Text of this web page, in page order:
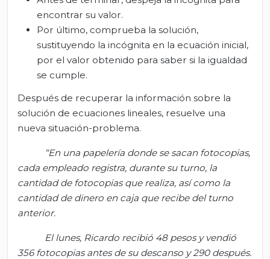
encontrar su valor.
Por último, comprueba la solución,
sustituyendo la incógnita en la ecuación inicial,
por el valor obtenido para saber si la igualdad
se cumple.
Después de recuperar la información sobre la
solución de ecuaciones lineales, resuelve una
nueva situación-problema.
“En una papelería donde se sacan fotocopias,
cada empleado registra, durante su turno, la
cantidad de fotocopias que realiza, así como la
cantidad de dinero en caja que recibe del turno
anterior.
El lunes, Ricardo recibió 48 pesos y vendió
356 fotocopias antes de su descanso y 290 después.